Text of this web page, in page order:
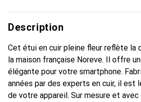
Description
Cet étui en cuir pleine fleur reflète la
la maison française Noreve. Il offre
élégante pour votre smartphone.
années par des experts en cuir, il est
de votre appareil. Sur mesure et